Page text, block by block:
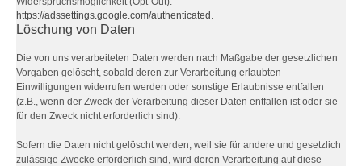
https://adssettings.google.com/authenticated .
Löschung von Daten
Die von uns verarbeiteten Daten werden nach Maßgabe der gesetzlichen
Vorgaben gelöscht, sobald deren zur Verarbeitung erlaubten
Einwilligungen widerrufen werden oder sonstige Erlaubnisse entfallen
(z.B., wenn der Zweck der Verarbeitung dieser Daten entfallen ist oder sie
für den Zweck nicht erforderlich sind).
Sofern die Daten nicht gelöscht werden, weil sie für andere und gesetzlich
zulässige Zwecke erforderlich sind, wird deren Verarbeitung auf diese